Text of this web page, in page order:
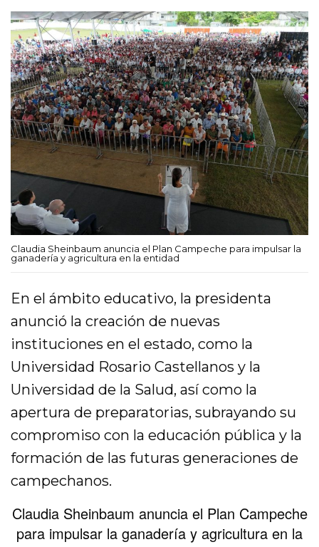
Claudia Sheinbaum anuncia el Plan Campeche para impulsar la
ganadería y agricultura en la entidad
En el ámbito educativo, la presidenta
anunció la creación de nuevas
instituciones en el estado, como la
Universidad Rosario Castellanos y la
Universidad de la Salud, así como la
apertura de preparatorias, subrayando su
compromiso con la educación pública y la
formación de las futuras generaciones de
campechanos.
Claudia Sheinbaum anuncia el Plan Campeche
para impulsar la ganadería y agricultura en la